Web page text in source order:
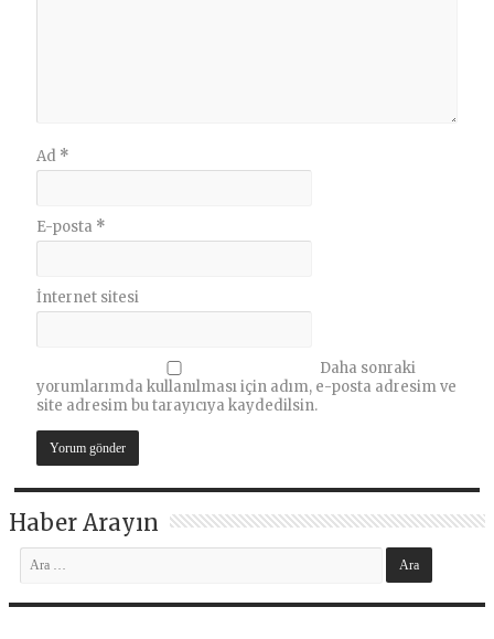
Ad *
E-posta *
İnternet sitesi
Daha sonraki
yorumlarımda kullanılması için adım, e-posta adresim ve
site adresim bu tarayıcıya kaydedilsin.
Haber Arayın